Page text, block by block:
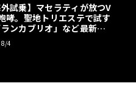
外試乗】マセラティが放つV
哮。聖地トリエステで試す
ランカブリオ」など最新ト
オ3台の官能評価《LE VO
LAB》
4